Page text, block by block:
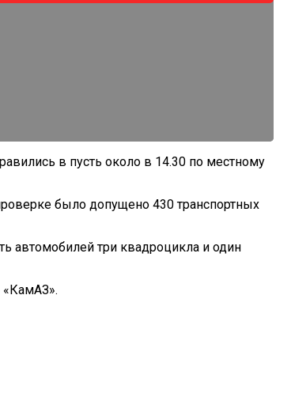
в пусть около в 14.30 по местному
было допущено 430 транспортных
автомобилей три квадроцикла и один
«КамАЗ».